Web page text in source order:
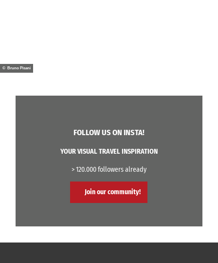
© Bruno Pisani
FOLLOW US ON INSTA!
YOUR VISUAL TRAVEL INSPIRATION
> 120.000 followers already
Join our community!